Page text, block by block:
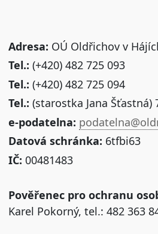
Adresa: OÚ Oldřichov v
Tel.: (+420) 482 725 093
Tel.: (+420) 482 725 094
Tel.: (starostka Jana Šťastná)
e-podatelna:
Datová schránka: 6tfbi63
IČ: 00481483
Pověřenec pro ochranu
Karel Pokorný, tel.: 482 363